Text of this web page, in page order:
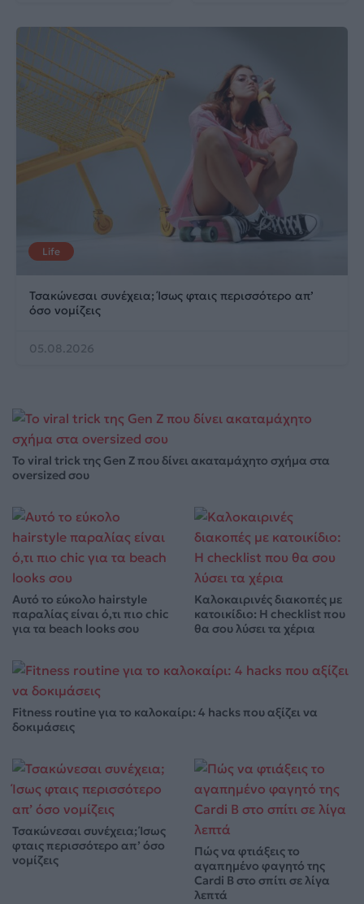
Life
Τσακώνεσαι συνέχεια; Ίσως φταις περισσότερο απ’
όσο νομίζεις
05.08.2026
Το viral trick της Gen Z που δίνει ακαταμάχητο σχήμα στα
oversized σου
Αυτό το εύκολο hairstyle
παραλίας είναι ό,τι πιο chic
για τα beach looks σου
Καλοκαιρινές διακοπές με
κατοικίδιο: Η checklist που
θα σου λύσει τα χέρια
Fitness routine για το καλοκαίρι: 4 hacks που αξίζει να
δοκιμάσεις
Τσακώνεσαι συνέχεια; Ίσως
φταις περισσότερο απ’ όσο
νομίζεις
Πώς να φτιάξεις το
αγαπημένο φαγητό της
Cardi B στο σπίτι σε λίγα
λεπτά